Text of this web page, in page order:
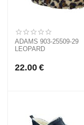
ADAMS 903-25509-29
LEOPARD
22.00 €